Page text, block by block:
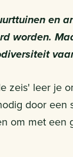
en
worden.
zeis' leer je
door
om met een